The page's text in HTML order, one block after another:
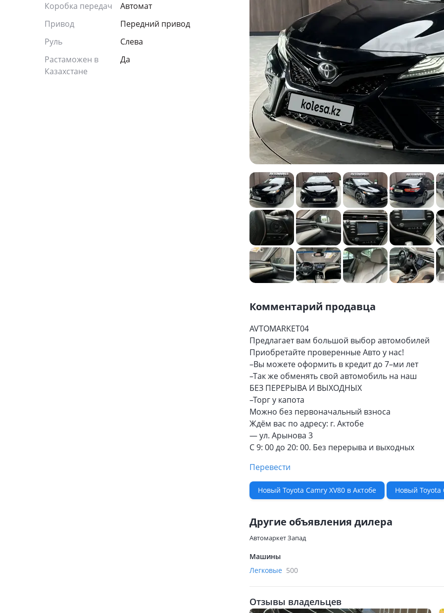
Коробка передач
Автомат
Привод
Передний привод
Руль
Слева
Растаможен в
Казахстане
Да
Комментарий продавца
AVTOMARKET04
Предлагает вам большой выбор автомобилей
Приобретайте проверенные Авто у нас!
–Вы можете оформить в кредит до 7–ми лет
–Так же обменять свой автомобиль на наш
БЕЗ ПЕРЕРЫВА И ВЫХОДНЫХ
–Торг у капота
Можно без первоначальный взноса
Ждём вас по адресу: г. Актобе
— ул. Арынова 3
С 9: 00 до 20: 00. Без перерыва и выходных
Перевести
Новый Toyota Camry XV80 в Актобе Новый Toyota
Другие объявления дилера
Автомаркет Запад
Машины
Легковые 500
Отзывы владельцев